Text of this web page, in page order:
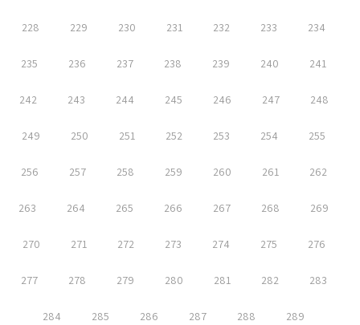
228 229 230 231 232 233 234
235 236 237 238 239 240 241
242 243 244 245 246 247 248
249 250 251 252 253 254 255
256 257 258 259 260 261 262
263 264 265 266 267 268 269
270 271 272 273 274 275 276
277 278 279 280 281 282 283
284 285 286 287 288 289